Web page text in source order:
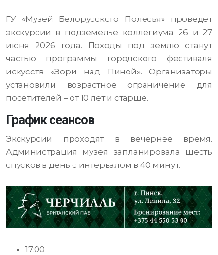
ГУ «Музей Белорусского Полесья» проведет
экскурсии в подземелье коллегиума 26 и 27
июня 2026 года. Походы под землю станут
частью программы городского фестиваля
искусств «Зори над Пиной». Организаторы
установили возрастное ограничение для
посетителей – от 10 лет и старше.
График сеансов
Экскурсии проходят в вечернее время.
Администрация музея запланировала шесть
спусков в день с интервалом в 40 минут:
17:00